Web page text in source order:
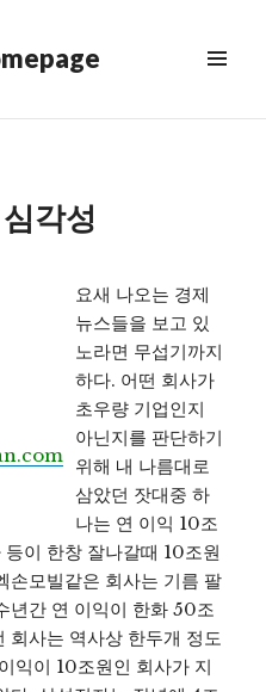
각성
요새 나오는 경제
뉴스들을 보고 있
노라면 무섭기까지
하다. 어떤 회사가
초우량 기업인지
아닌지를 판단하기
위해 내 나름대로
삼았던 잣대중 하
나는 연 이익 10조
이 한창 잘나갈때 10조원
손모빌같은 회사는 기름 팔
년간 연 이익이 한화 50조
회사는 역사상 한두개 정도
익이 10조원인 회사가 지